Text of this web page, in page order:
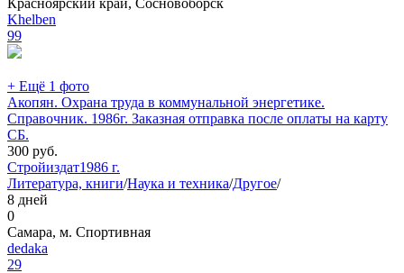
Красноярский край, Сосновоборск
Khelben
99
+ Ещё 1 фото
Акопян. Охрана труда в коммунальной энергетике.
Справочник. 1986г. Заказная отправка после оплаты на карту
СБ.
300 руб.
Стройиздат1986 г.
Литература, книги/Наука и техника/Другое/
8 дней
0
Самара, м. Спортивная
dedaka
29